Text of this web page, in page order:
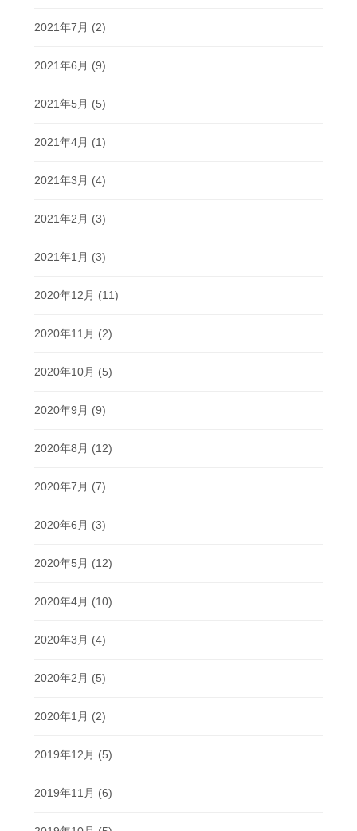
2021年7月 (2)
2021年6月 (9)
2021年5月 (5)
2021年4月 (1)
2021年3月 (4)
2021年2月 (3)
2021年1月 (3)
2020年12月 (11)
2020年11月 (2)
2020年10月 (5)
2020年9月 (9)
2020年8月 (12)
2020年7月 (7)
2020年6月 (3)
2020年5月 (12)
2020年4月 (10)
2020年3月 (4)
2020年2月 (5)
2020年1月 (2)
2019年12月 (5)
2019年11月 (6)